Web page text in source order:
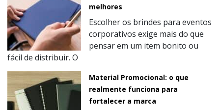
melhores
Escolher os brindes para eventos
corporativos exige mais do que
pensar em um item bonito ou
fácil de distribuir. O
Material Promocional: o que
realmente funciona para
fortalecer a marca